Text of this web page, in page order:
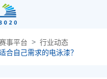
事平台
行业动态
合自己需求的电泳漆？